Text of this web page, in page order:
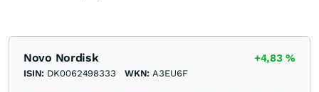
Novo Nordisk +4,83%
ISIN: DK0062498333 WKN: A3EU6F